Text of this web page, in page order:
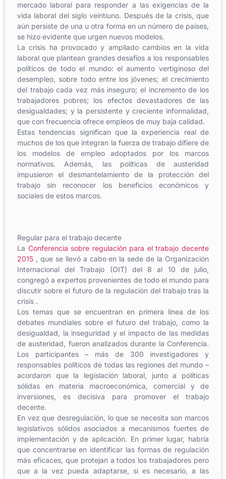
mercado laboral para responder a las exigencias de la
vida laboral del siglo veintiuno. Después de la crisis, que
aún persiste de una u otra forma en un número de países,
se hizo evidente que urgen nuevos modelos.
La crisis ha provocado y ampliado cambios en la vida
laboral que plantean grandes desafíos a los responsables
políticos de todo el mundo: el aumento vertiginoso del
desempleo, sobre todo entre los jóvenes; el crecimiento
del trabajo cada vez más inseguro; el incremento de los
trabajadores pobres; los efectos devastadores de las
desigualdades; y la persistente y creciente informalidad,
que con frecuencia ofrece empleos de muy baja calidad.
Estas tendencias significan que la experiencia real de
muchos de los que integran la fuerza de trabajo difiere de
los modelos de empleo adoptados por los marcos
normativos. Además, las políticas de austeridad
impusieron el desmantelamiento de la protección del
trabajo sin reconocer los beneficios económicos y
sociales de estos marcos.
Regular para el trabajo decente
La Conferencia sobre regulación para el trabajo decente
2015 , que se llevó a cabo en la sede de la Organización
Internacional del Trabajo (OIT) del 8 al 10 de julio,
congregó a expertos provenientes de todo el mundo para
discutir sobre el futuro de la regulación del trabajo tras la
crisis .
Los temas que se encuentran en primera línea de los
debates mundiales sobre el futuro del trabajo, como la
desigualdad, la inseguridad y el impacto de las medidas
de austeridad, fueron analizados durante la Conferencia.
Los participantes – más de 300 investigadores y
responsables políticos de todas las regiones del mundo –
acordaron que la legislación laboral, junto a políticas
sólidas en materia macroeconómica, comercial y de
inversiones, es decisiva para promover el trabajo
decente.
En vez que desregulación, lo que se necesita son marcos
legislativos sólidos asociados a mecanismos fuertes de
implementación y de aplicación. En primer lugar, habría
que concentrarse en identificar las formas de regulación
más eficaces, que protejan a todos los trabajadores pero
que a la vez pueda adaptarse, si es necesario, a las